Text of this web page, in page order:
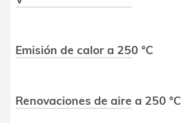
Emisión de calor a 250 °C
Renovaciones de aire a 250 °C